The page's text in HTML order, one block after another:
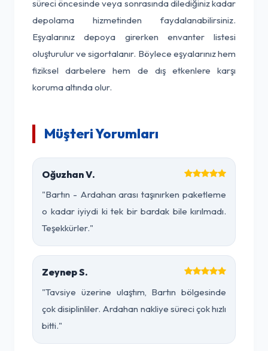
süreci öncesinde veya sonrasında dilediğiniz kadar
depolama hizmetinden faydalanabilirsiniz.
Eşyalarınız depoya girerken envanter listesi
oluşturulur ve sigortalanır. Böylece eşyalarınız hem
fiziksel darbelere hem de dış etkenlere karşı
koruma altında olur.
Müşteri Yorumları
Oğuzhan V.
"Bartın - Ardahan arası taşınırken paketleme
o kadar iyiydi ki tek bir bardak bile kırılmadı.
Teşekkürler."
Zeynep S.
"Tavsiye üzerine ulaştım, Bartın bölgesinde
çok disiplinliler. Ardahan nakliye süreci çok hızlı
bitti."